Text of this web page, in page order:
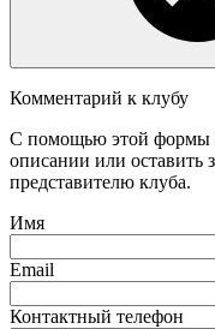
Комментарий к клубу
С помощью этой формы
описании или оставить
представителю клуба.
Имя
Email
Контактный телефон